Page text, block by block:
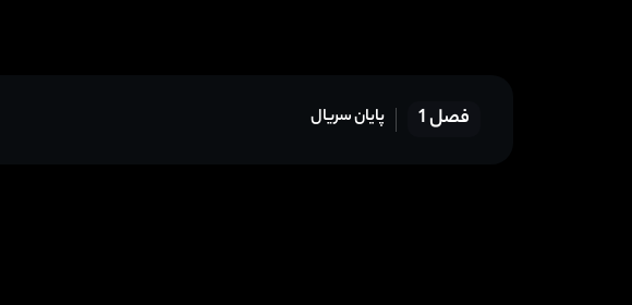
فصل 1 پایان سریال